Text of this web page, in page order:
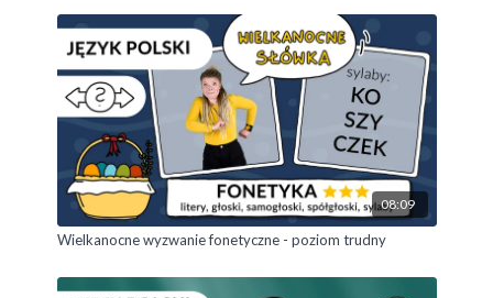
08:09
Wielkanocne wyzwanie fonetyczne - poziom trudny